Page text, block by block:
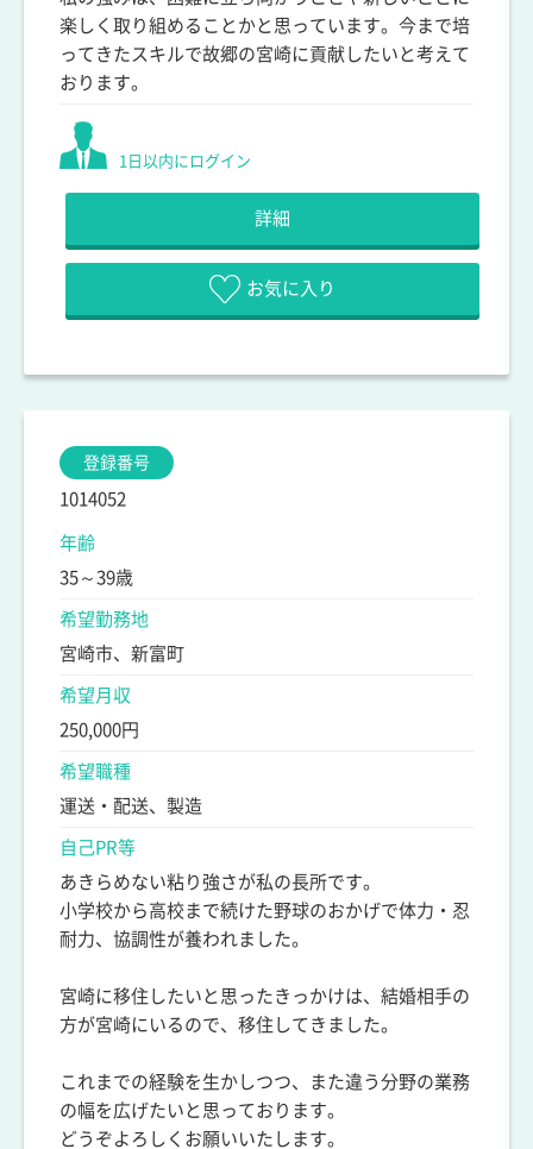
楽しく取り組めることかと思っています。今まで培
ってきたスキルで故郷の宮崎に貢献したいと考えて
おります。
1日以内にログイン
詳細
お気に入り
登録番号
1014052
年齢
35～39歳
希望勤務地
宮崎市、新富町
希望月収
250,000円
希望職種
運送・配送、製造
自己PR等
あきらめない粘り強さが私の長所です。
小学校から高校まで続けた野球のおかげで体力・忍
耐力、協調性が養われました。
宮崎に移住したいと思ったきっかけは、結婚相手の
方が宮崎にいるので、移住してきました。
これまでの経験を生かしつつ、また違う分野の業務
の幅を広げたいと思っております。
どうぞよろしくお願いいたします。